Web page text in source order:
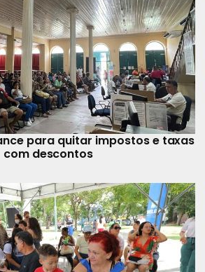
para quitar impostos e taxas
com descontos